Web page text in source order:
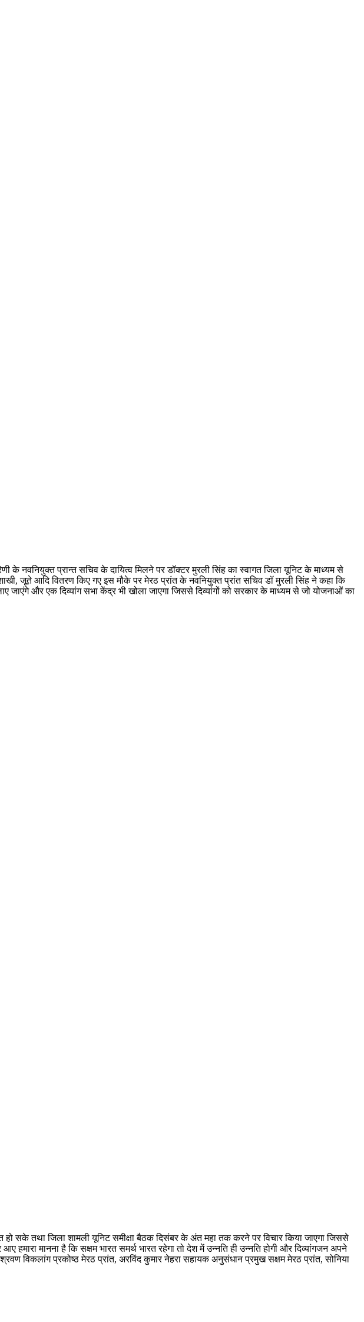
के नवनियुक्त प्रान्त सचिव के दायित्व मिलने पर डॉक्टर मुरली सिंह का स्वागत जिला यूनिट के माध्यम से
जूते आदि वितरण किए गए इस मौके पर मेरठ प्रांत के नवनियुक्त प्रांत सचिव डॉ मुरली सिंह ने कहा कि
जाएंगे और एक दिव्यांग सभा केंद्र भी खोला जाएगा जिससे दिव्यांगों को सरकार के माध्यम से जो योजनाओं का
सके तथा जिला शामली यूनिट समीक्षा बैठक दिसंबर के अंत महा तक करने पर विचार किया जाएगा जिससे
मानना है कि सक्षम भारत समर्थ भारत रहेगा तो देश में उन्नति ही उन्नति होगी और दिव्यांगजन अपने
विकलांग प्रकोष्ठ मेरठ प्रांत, अरविंद कुमार नेहरा सहायक अनुसंधान प्रमुख सक्षम मेरठ प्रांत, सोनिया